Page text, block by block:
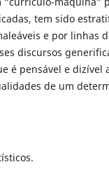
tem sido
e por linhas
discursos
é pensável e dizível
de um